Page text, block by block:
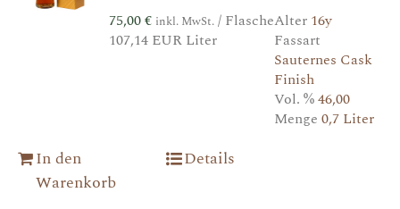
75,00€ inkl. MwSt./ Flasche
107,14 EUR Liter
Alter 16y
Fassart
Sauternes Cask
Finish
Vol. %46,00
Menge 0,7 Liter
In den
Warenkorb
Details